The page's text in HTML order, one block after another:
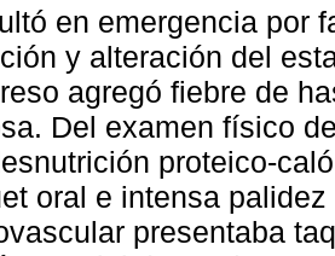
en emergencia por
y alteración del
agregó fiebre de
Del examen físico
proteico-
oral e intensa
presentaba